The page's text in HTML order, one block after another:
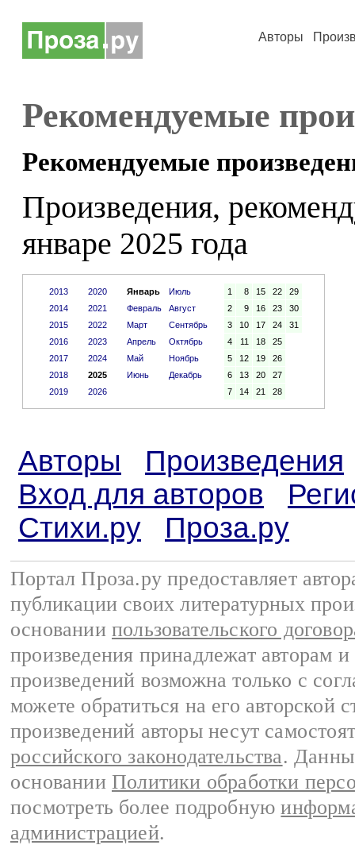
Авторы
Рекомендуемые
Рекомендуемые
Произведения,
январе 2025 года
2013
2014
2015
2016
2017
2018
2019
2020
2021
2022
2023
2024
2025
2026
Январь
Июль
Февраль
Август
Март
Сентябрь
Апрель
Октябрь
Май
Ноябрь
Июнь
Декабрь
1 8 15 22
29
2
9 16 23
30
3
10 17 24
31
4
11 18
25
5
12 19
26
6
13 20
27
7
14 21 28
Авторы
Произведения
Вход для авторов
Стихи.ру
Проза.ру
Портал Проза.ру предоставляет
публикации своих литературных
основании пользовательского
произведения принадлежат авторам
произведений возможна только с
можете обратиться на его авторской
произведений авторы несут
российского законодательства.
основании Политики обработки
посмотреть более подробную
администрацией.